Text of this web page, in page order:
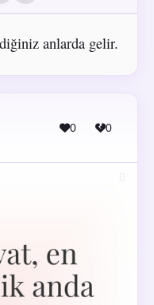
anlarda gelir.
0 0